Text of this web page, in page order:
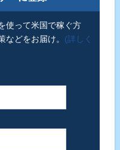
使って米国で稼ぐ方
どをお届け。 (詳しく